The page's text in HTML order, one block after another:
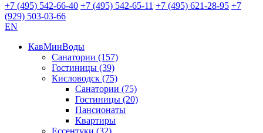
+7 (495) 542-66-40 +7 (495) 542-65-11 +7 (495) 621-28-95 +7
(929) 503-03-66
EN
КавМинВоды
Санатории (157)
Гостиницы (39)
Кисловодск (75)
Санатории (75)
Гостиницы (20)
Пансионаты
Квартиры
Ессентуки (32)